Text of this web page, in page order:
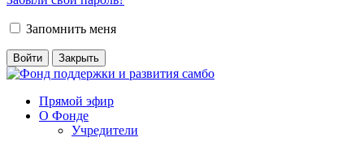
Запомнить меня
Прямой эфир
О Фонде
Учредители